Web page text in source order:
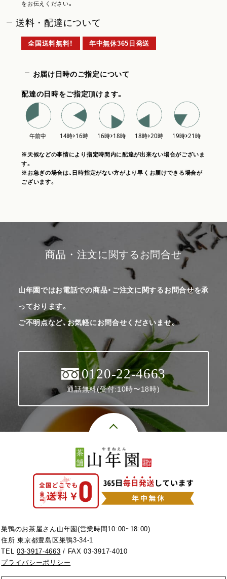
をお伝えください。
送料・配達について
全国送料無料！ 年中無休365日発送
お届け日時のご指定について
配達の日時をご指定頂けます。
※天候などの事情により指定時間内に配達が出来ない場合がございま
す。
※お急ぎの場合は、日時指定がない方がより早くお届けできる場合が
ございます。
商品・注文に関するお問合せ
山年園ではお電話での商品・ご注文に関するお問合せを承
っております。
ご不明点など、お気軽にお問合せくださいませ。
0120-22-4663
通話無料(受付:10時〜18時)
巣鴨のお茶屋さん山年園(営業時間10:00~18:00)
住所 東京都豊島区巣鴨3-34-1
TEL03-3917-4663 / FAX 03-3917-4010
プライバシーポリシー